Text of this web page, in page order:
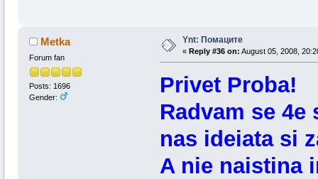
Metka
Forum fan
Posts: 1696
Gender:
Ynt: Помаците
« Reply #36 on: August 05, 2008,
Privet Proba!
Radvam se
nas ideiata si
A nie naistina